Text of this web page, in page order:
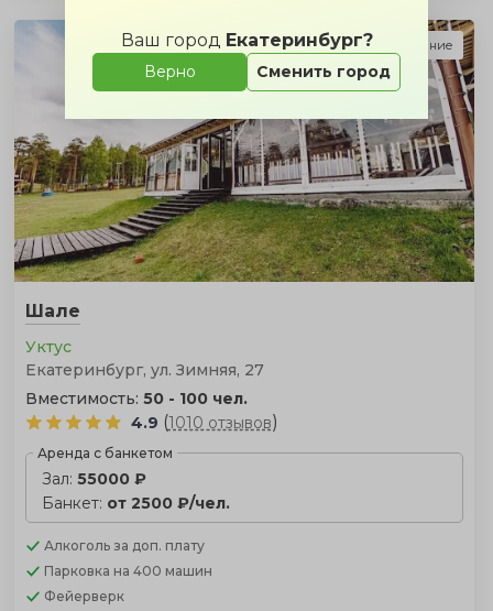
Ваш город Екатеринбург?
Верно Сменить город
Шале
Уктус
Екатеринбург, ул. Зимняя, 27
Вместимость: 50 - 100 чел.
4.9 (1010 отзывов)
Аренда с банкетом
Зал: 55000 ₽
Банкет: от 2500 ₽/чел.
Алкоголь за доп. плату
Парковка на 400 машин
Фейерверк
Подарок за бронирование